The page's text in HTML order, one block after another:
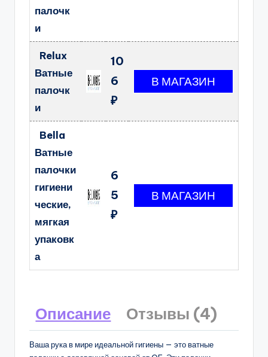
палочк
и
Relux
Ватные
палочк
и
10
6
₽
Bella
Ватные
палочки
гигиени
ческие,
мягкая
упаковк
а
6
5
₽
Описание Отзывы (4)
Ваша рука в мире идеальной гигиены — это ватные